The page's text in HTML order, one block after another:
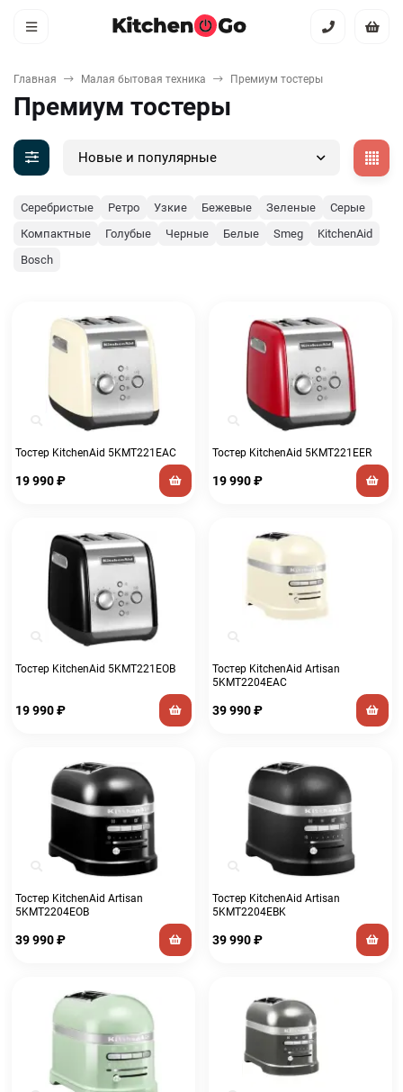
Главная Малая бытовая техника Премиум тостеры
Премиум тостеры
Новые и популярные
Серебристые Ретро Узкие Бежевые Зеленые
Серые
Компактные
Голубые Черные Белые Smeg
KitchenAid
Bosch
Тостер KitchenAid 5KMT221EAC
19 990₽
Тостер KitchenAid 5KMT221EER
19 990₽
Тостер KitchenAid 5KMT221EOB
19 990₽
Тостер KitchenAid Artisan
5KMT2204EAC
39 990₽
Тостер KitchenAid Artisan
5KMT2204EOB
39 990₽
Тостер KitchenAid Artisan
5KMT2204EBK
39 990₽